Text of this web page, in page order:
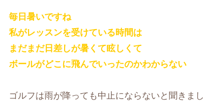
毎日暑いですね
私がレッスンを受けている時間は
まだまだ日差しが暑くて眩しくて
ボールがどこに飛んでいったのかわからない
ゴルフは雨が降っても中止にならないと聞きまし